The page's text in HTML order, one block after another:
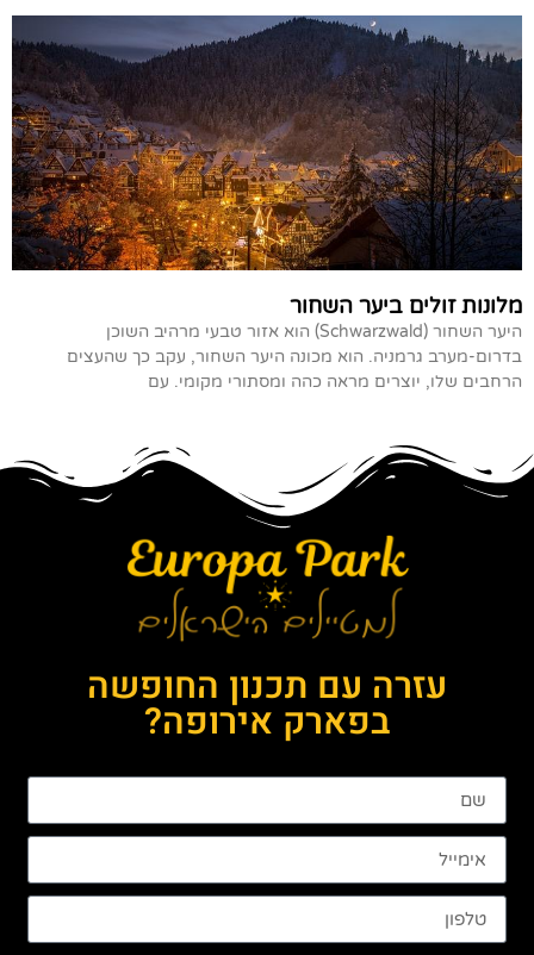
מלונות זולים ביער השחור
היער השחור (Schwarzwald) הוא אזור טבעי מרהיב השוכן
בדרום-מערב גרמניה. הוא מכונה היער השחור, עקב כך שהעצים
הרחבים שלו, יוצרים מראה כהה ומסתורי מקומי. עם
עזרה עם תכנון החופשה
בפארק אירופה?